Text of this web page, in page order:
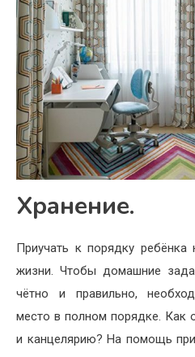
Хранение.
Приучать к порядку
жизни. Чтобы домашние
чётно и правильно,
место в полном порядке. Как
и канцелярию? На помощь